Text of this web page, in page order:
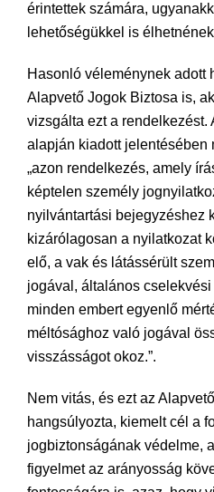
érintettek számára,
lehetőségükkel is
Hasonló véleménynek adott
Alapvető Jogok Biztosa is,
vizsgálta ezt a rendelkezést.
alapján kiadott jelentésében
„azon rendelkezés, amely
képtelen személy
nyilvántartási bejegyzéshez
kizárólagosan a nyilatkozat
elő, a vak és látássérült
jogával, általános
minden embert egyenlő
méltósághoz való jogával
visszásságot okoz.”.
Nem vitás, és ezt az
hangsúlyozta, kiemelt cél a
jogbiztonságának védelme,
figyelmet az arányosság